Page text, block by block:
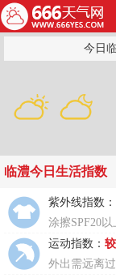
今日
临澧今日生活指数
紫外线指数：
涂擦SPF20
运动指数：
外出需远离